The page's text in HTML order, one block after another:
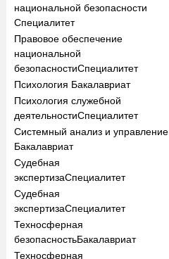
национальной безопасности
Специалитет
Правовое обеспечение
национальной
безопасностиСпециалитет
Психология Бакалавриат
Психология служебной
деятельностиСпециалитет
Системный анализ и управление
Бакалавриат
Судебная
экспертизаСпециалитет
Судебная
экспертизаСпециалитет
Техносферная
безопасностьБакалавриат
Техносферная